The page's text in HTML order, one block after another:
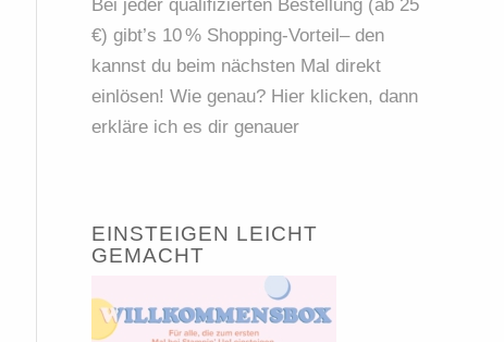
Bei jeder qualifizierten Bestellung (ab 25
€) gibt’s 10 % Shopping-Vorteil– den
kannst du beim nächsten Mal direkt
einlösen! Wie genau? Hier klicken, dann
erkläre ich es dir genauer
EINSTEIGEN LEICHT
GEMACHT